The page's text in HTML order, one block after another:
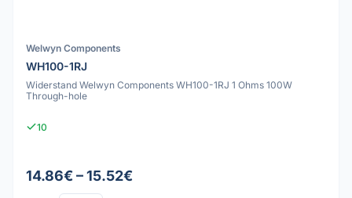
Welwyn Components
WH100-1RJ
Widerstand Welwyn Components WH100-1RJ 1 Ohms 100W
Through-hole
10
14.86€ – 15.52€